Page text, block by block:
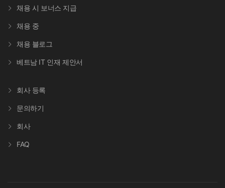
채용 시 보너스 지급
채용 중
채용 블로그
베트남 IT 인재 제안서
회사 등록
문의하기
회사
FAQ